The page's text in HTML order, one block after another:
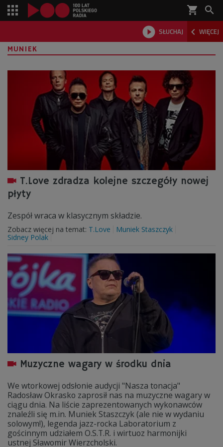
shopping_cart 
 SŁUCHAJ  WIĘCEJ

MUNIEK
T.Love zdradza kolejne szczegóły nowej
płyty
Zespół wraca w klasycznym składzie.
Zobacz więcej na temat: T.Love
Muniek Staszczyk
Sidney Polak
Muzyczne wagary w środku dnia
We wtorkowej odsłonie audycji "Nasza tonacja"
Radosław Okrasko zaprosił nas na muzyczne wagary w
ciągu dnia. Na liście zaprezentowanych wykonawców
znaleźli się m.in. Muniek Staszczyk (ale nie w wydaniu
solowym!), legenda jazz-rocka Laboratorium z
gościnnym udziałem O.S.T.R. i wirtuoz harmonijki
ustnej Sławomir Wierzcholski.